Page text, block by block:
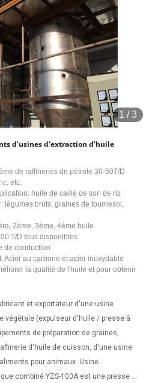
1 /3
d'usines d'extraction d'huile
de raffineries de pétrole 30-50T/D
etc.
huile de caillé de son de riz
légumes bruts, graines de tournesol,
2ème, 3ème, 4ème huile
T/D tous disponibles
de conduction
Acier au carbone et acier inoxydable
la qualité de l'huile et pour obtenir
et exportateur d'une usine
végétale (expulseur d'huile / presse à
de préparation de graines,
d'huile de cuisson, d'une usine
pour animaux. Usine..
combiné YZS-100A est une presse à